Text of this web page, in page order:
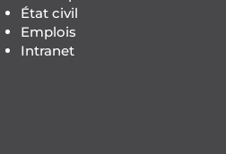
État civil
Emplois
Intranet